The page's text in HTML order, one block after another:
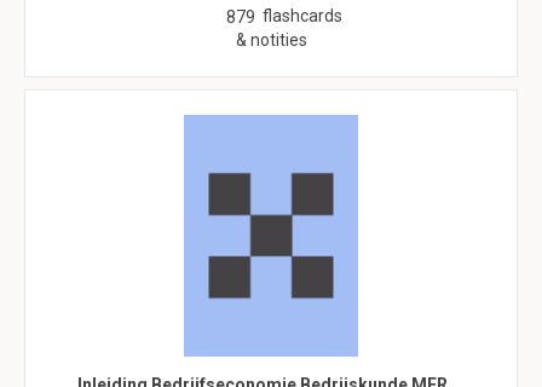
879 flashcards
& notities